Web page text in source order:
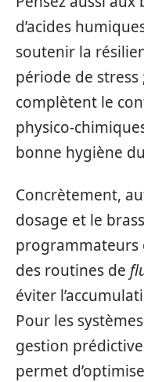
d’acides
soutenir la
période de stress
complètent le
physico-
bonne hygiène
Concrètement,
dosage et le
programmateurs
des routines de
éviter
Pour les
gestion prédictive
permet